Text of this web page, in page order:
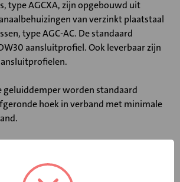
type AGCXA, zijn opgebouwd uit
van verzinkt plaatstaal
type AGC-AC. De standaard
aansluitprofiel. Ook leverbaar zijn
geluiddemper worden standaard
hoek in verband met minimale
200 mm
DW20 of DW40 profiel